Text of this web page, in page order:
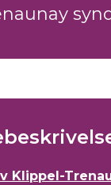
Klippel-